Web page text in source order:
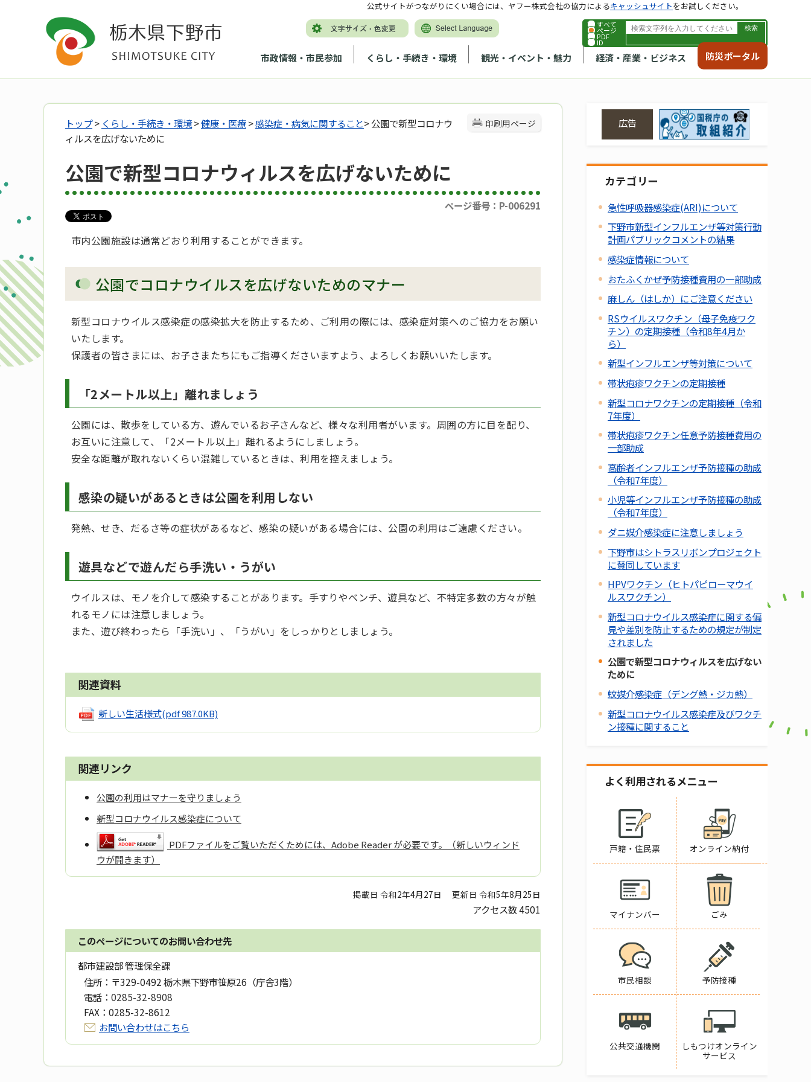
すべて
ページ
PDF
ID
市政情報・市民参加 くらし・手続き・環境 観光・イベント・魅力 経済・産業・ビジネス 防災ポータル
公式サイトがつながりにくい場合には、ヤフー株式会社の協力によるキャッシュサイトをお試しください。
印刷用ページ
トップ> くらし・手続き・環境>健康・医療>感染症・病気に関すること> 公園で新型コロナウ
ィルスを広げないために
公園で新型コロナウィルスを広げないために
ページ番号：P-006291
市内公園施設は通常どおり利用することができます。
公園でコロナウイルスを広げないためのマナー
新型コロナウイルス感染症の感染拡大を防止するため、ご利用の際には、感染症対策へのご協力をお願い
いたします。
保護者の皆さまには、お子さまたちにもご指導くださいますよう、よろしくお願いいたします。
「2メートル以上」離れましょう
公園には、散歩をしている方、遊んでいるお子さんなど、様々な利用者がいます。周囲の方に目を配り、
お互いに注意して、「2メートル以上」離れるようにしましょう。
安全な距離が取れないくらい混雑しているときは、利用を控えましょう。
感染の疑いがあるときは公園を利用しない
発熱、せき、だるさ等の症状があるなど、感染の疑いがある場合には、公園の利用はご遠慮ください。
遊具などで遊んだら手洗い・うがい
ウイルスは、モノを介して感染することがあります。手すりやベンチ、遊具など、不特定多数の方々が触
れるモノには注意しましょう。
また、遊び終わったら「手洗い」、「うがい」をしっかりとしましょう。
関連資料
新しい生活様式(pdf 987.0KB)
関連リンク
公園の利用はマナーを守りましょう
新型コロナウイルス感染症について
PDFファイルをご覧いただくためには、Adobe Reader が必要です。（新しいウィンド
ウが開きます）
掲載日 令和2年4月27日 更新日 令和5年8月25日
アクセス数4501
このページについてのお問い合わせ先
都市建設部 管理保全課
住所： 〒329-0492 栃木県下野市笹原26（庁舎3階）
電話： 0285-32-8908
FAX： 0285-32-8612
お問い合わせはこちら
広告
カテゴリー
急性呼吸器感染症(ARI)について
下野市新型インフルエンザ等対策行動
計画パブリックコメントの結果
感染症情報について
おたふくかぜ予防接種費用の一部助成
麻しん（はしか）にご注意ください
RSウイルスワクチン（母子免疫ワク
チン）の定期接種（令和8年4月か
ら）
新型インフルエンザ等対策について
帯状疱疹ワクチンの定期接種
新型コロナワクチンの定期接種（令和
7年度）
帯状疱疹ワクチン任意予防接種費用の
一部助成
高齢者インフルエンザ予防接種の助成
（令和7年度）
小児等インフルエンザ予防接種の助成
（令和7年度）
ダニ媒介感染症に注意しましょう
下野市はシトラスリボンプロジェクト
に賛同しています
HPVワクチン（ヒトパピローマウイ
ルスワクチン）
新型コロナウイルス感染症に関する偏
見や差別を防止するための規定が制定
されました
公園で新型コロナウィルスを広げない
ために
蚊媒介感染症（デング熱・ジカ熱）
新型コロナウイルス感染症及びワクチ
ン接種に関すること
よく利用されるメニュー
戸籍・住民票 オンライン納付
マイナンバー ごみ
市民相談 予防接種
公共交通機関
しもつけオンライン
サービス